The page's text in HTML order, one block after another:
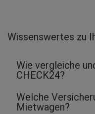
Wissenswertes zu
Wie vergleiche
CHECK24?
Welche
Mietwagen?